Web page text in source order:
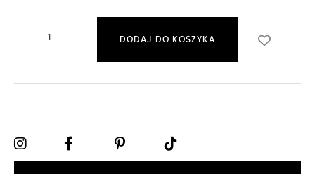
DODAJ DO KOSZYKA